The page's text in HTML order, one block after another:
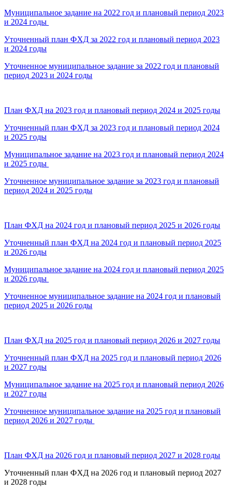
Муниципальное задание на 2022 год и плановый период 2023
и 2024 годы
Уточненный план ФХД за 2022 год и плановый период 2023
и 2024 годы
Уточненное муниципальное задание за 2022 год и плановый
период 2023 и 2024 годы
План ФХД на 2023 год и плановый период 2024 и 2025 годы
Уточненный план ФХД за 2023 год и плановый период 2024
и 2025 годы
Муниципальное задание на 2023 год и плановый период 2024
и 2025 годы
Уточненное муниципальное задание за 2023 год и плановый
период 2024 и 2025 годы
План ФХД на 2024 год и плановый период 2025 и 2026 годы
Уточненный план ФХД на 2024 год и плановый период 2025
и 2026 годы
Муниципальное задание на 2024 год и плановый период 2025
и 2026 годы
Уточненное муниципальное задание на 2024 год и плановый
период 2025 и 2026 годы
План ФХД на 2025 год и плановый период 2026 и 2027 годы
Уточненный план ФХД на 2025 год и плановый период 2026
и 2027 годы
Муниципальное задание на 2025 год и плановый период 2026
и 2027 годы
Уточненное муниципальное задание на 2025 год и плановый
период 2026 и 2027 годы
План ФХД на 2026 год и плановый период 2027 и 2028 годы
Уточненный план ФХД на 2026 год и плановый период 2027
и 2028 годы